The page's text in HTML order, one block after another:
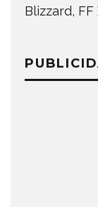
Blizzard,